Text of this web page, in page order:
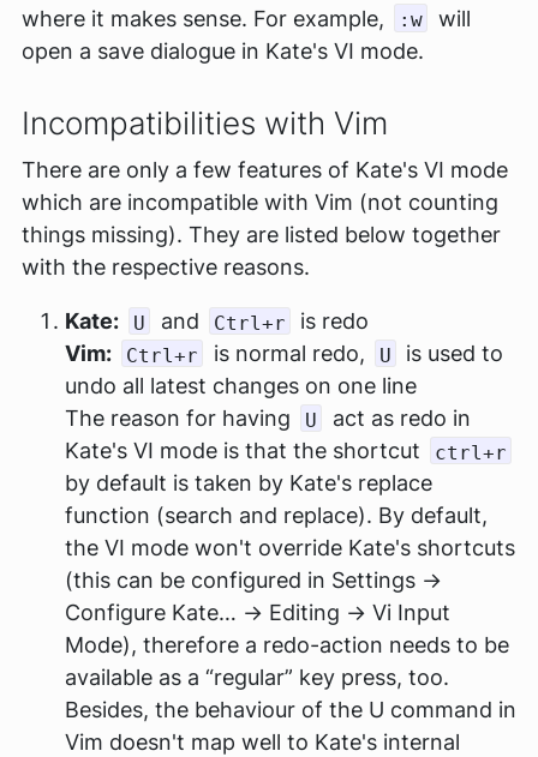
where it makes sense. For example,
:w
will
open a save dialogue in Kate's VI mode.
Incompatibilities with Vim
There are only a few features of Kate's VI mode
which are incompatible with Vim (not counting
things missing). They are listed below together
with the respective reasons.
Kate: U and Ctrl+r
is redo
Vim:
Ctrl+r is normal redo, U
is used to
undo all latest changes on one line
The reason for having
U
act as redo in
Kate's VI mode is that the shortcut
ctrl+r
by default is taken by Kate's replace
function (search and replace). By default,
the VI mode won't override Kate's shortcuts
(this can be configured in Settings →
Configure Kate… → Editing → Vi Input
Mode), therefore a redo-action needs to be
available as a “regular” key press, too.
Besides, the behaviour of the U command in
Vim doesn't map well to Kate's internal